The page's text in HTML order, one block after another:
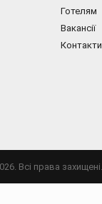
Готелям
Вакансії
Контакти
Всі права захищені.